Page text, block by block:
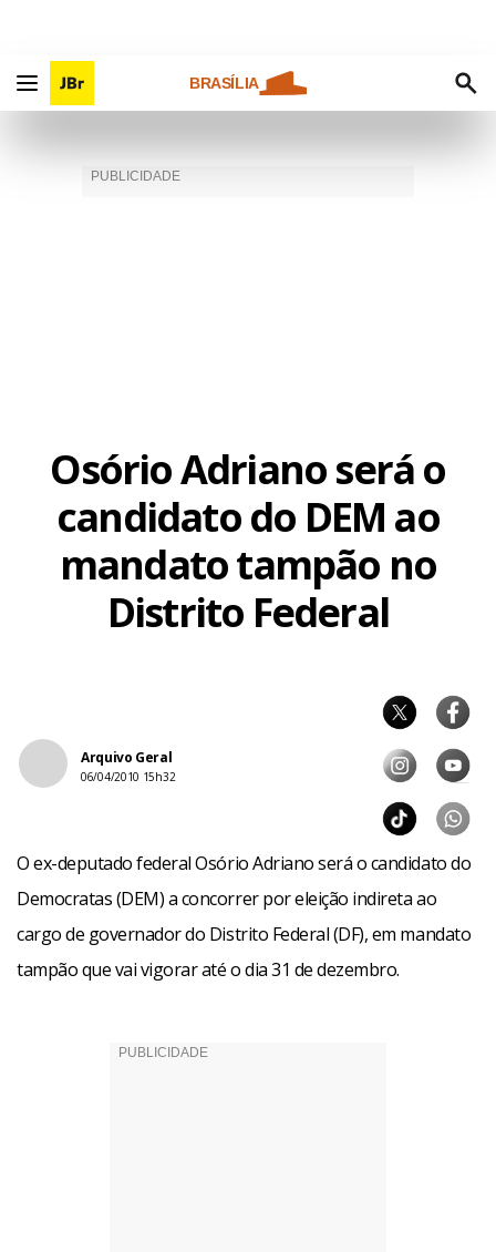
BRASÍLIA
Osório Adriano será o
candidato do DEM ao
mandato tampão no
Distrito Federal
Arquivo Geral
06/04/2010 15h32
O ex-deputado federal Osório Adriano será o candidato do
Democratas (DEM) a concorrer por eleição indireta ao
cargo de governador do Distrito Federal (DF), em mandato
tampão que vai vigorar até o dia 31 de dezembro.